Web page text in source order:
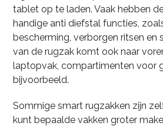
tablet op te laden. Vaak hebben
handige anti diefstal functies,
bescherming, verborgen ritsen en
van de rugzak komt ook naar
laptopvak, compartimenten voor
bijvoorbeeld.
Sommige smart rugzakken zijn
kunt bepaalde vakken groter